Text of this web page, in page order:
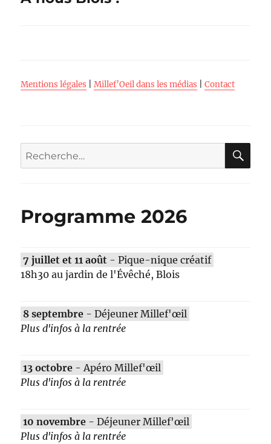
Mentions légales |Millef’Oeil dans les médias |Contact
Recherche
pour :
Programme 2026
7 juillet et 11 août - Pique-nique créatif
18h30 au jardin de l'Évêché, Blois
8 septembre - Déjeuner Millef'œil
Plus d'infos à la rentrée
13 octobre - Apéro Millef'œil
Plus d'infos à la rentrée
10 novembre - Déjeuner Millef'œil
Plus d'infos à la rentrée